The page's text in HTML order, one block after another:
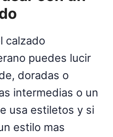
calzado
puedes lucir
doradas o
intermedias o un
usa estiletos y si
estilo mas